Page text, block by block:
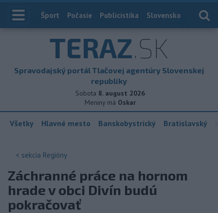
Index
Šport Počasie Publicistika Slovensko
TERAZ.SK
Spravodajský portál Tlačovej agentúry Slovenskej
republiky
Sobota 8. august 2026
Meniny má Oskar
Všetky Hlavné mesto Banskobystrický Bratislavský
< sekcia Regióny
Záchranné práce na hornom
hrade v obci Divín budú
pokračovať